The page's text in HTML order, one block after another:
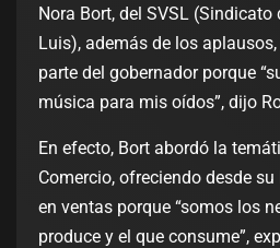
Nora Bort, del SVSL (Sindicato
Luis), además de los
parte del gobernador porque
música para mis oídos”, dijo
En efecto, Bort abordó la
Comercio, ofreciendo desde
en ventas porque “somos los
produce y el que consume”,